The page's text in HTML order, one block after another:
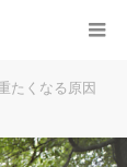
たくなる原因